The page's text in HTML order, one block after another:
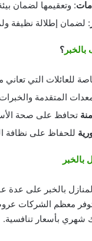
: وتعقيمها لضمان
: لضمان إطلالة نظيفة
؟
للعائلات التي
المتقدمة
تحافظ على صحة
للحفاظ على نظافة
بالخبر على عدة
توفر معظم الشركات
شهري بأسعار تنافسية.